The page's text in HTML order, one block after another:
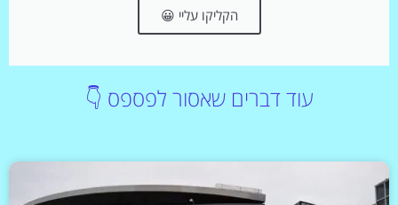
הקליקו עליי 😀
עוד דברים שאסור לפספס 👇